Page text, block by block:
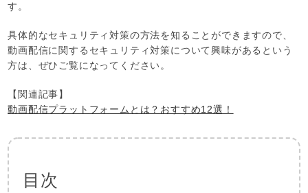
す。
具体的なセキュリティ対策の方法を知ることができますので、
動画配信に関するセキュリティ対策について興味があるという
方は、ぜひご覧になってください。
【関連記事】
動画配信プラットフォームとは？おすすめ12選！
目次